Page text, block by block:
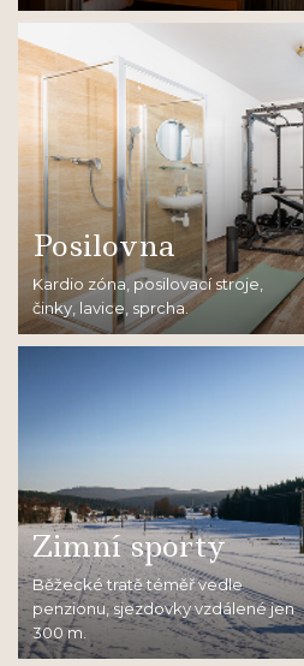
Posilovna
Kardio zóna, posilovací stroje,
činky, lavice, sprcha.
Zimní sporty
Běžecké tratě téměř vedle
penzionu, sjezdovky vzdálené jen
300 m.